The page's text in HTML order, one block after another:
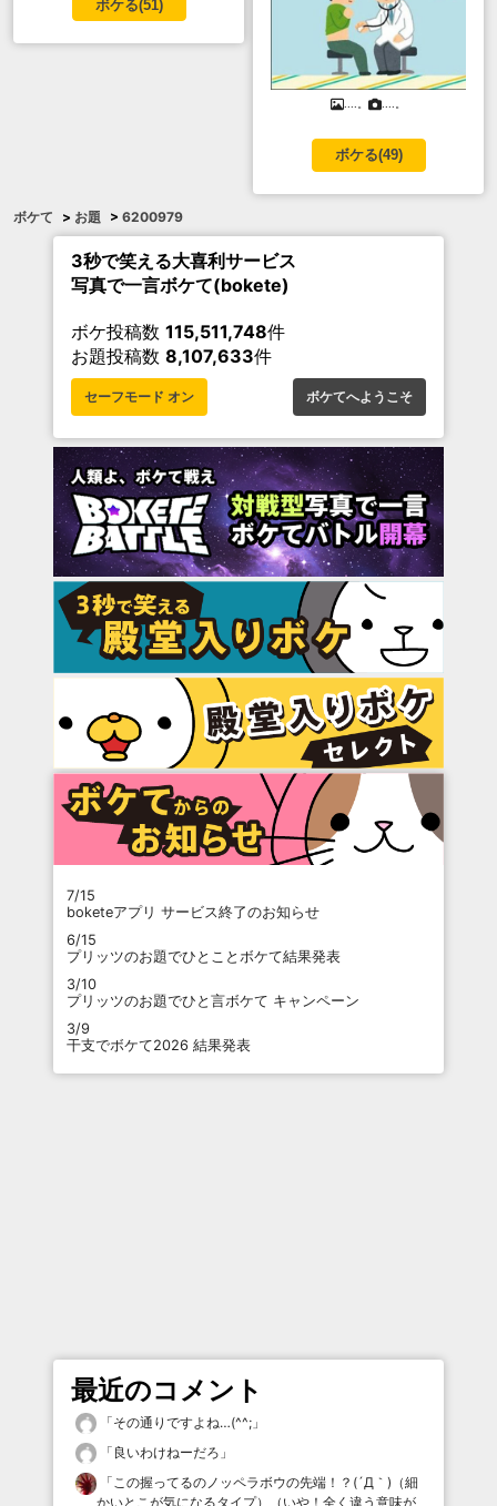
ボケる(51)
ボケる(49)
ボケて > お題 > 6200979
3秒で笑える大喜利サービス
写真で一言ボケて(bokete)
ボケ投稿数 115,511,748件
お題投稿数 8,107,633件
セーフモード オン ボケてへようこそ
7/15
boketeアプリ サービス終了のお知らせ
6/15
プリッツのお題でひとことボケて結果発表
3/10
プリッツのお題でひと言ボケて キャンペーン
3/9
干支でボケて2026 結果発表
最近のコメント
「その通りですよね…(^^; 」
「 良いわけねーだろ 」
「この握ってるのノッペラボウの先端！？(´Д｀)（細
かいとこが気になるタイプ）（いや！全く違う意味が